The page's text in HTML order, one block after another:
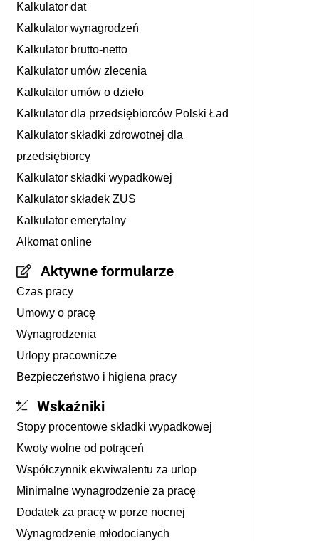
Kalkulator dat
Kalkulator wynagrodzeń
Kalkulator brutto-netto
Kalkulator umów zlecenia
Kalkulator umów o dzieło
Kalkulator dla przedsiębiorców Polski Ład
Kalkulator składki zdrowotnej dla
przedsiębiorcy
Kalkulator składki wypadkowej
Kalkulator składek ZUS
Kalkulator emerytalny
Alkomat online
Aktywne formularze
Czas pracy
Umowy o pracę
Wynagrodzenia
Urlopy pracownicze
Bezpieczeństwo i higiena pracy
Wskaźniki
Stopy procentowe składki wypadkowej
Kwoty wolne od potrąceń
Współczynnik ekwiwalentu za urlop
Minimalne wynagrodzenie za pracę
Dodatek za pracę w porze nocnej
Wynagrodzenie młodocianych